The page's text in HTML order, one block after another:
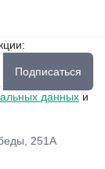
Подписаться
данных и
251А